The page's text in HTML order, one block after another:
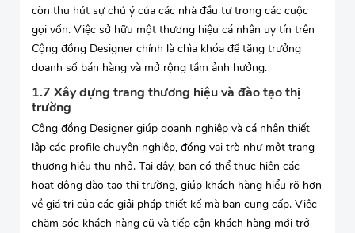
còn thu hút sự chú ý của các nhà đầu tư trong các cuộc
gọi vốn. Việc sở hữu một thương hiệu cá nhân uy tín trên
Cộng đồng Designer chính là chìa khóa để tăng trưởng
doanh số bán hàng và mở rộng tầm ảnh hưởng.
1.7 Xây dựng trang thương hiệu và đào tạo thị
trường
Cộng đồng Designer giúp doanh nghiệp và cá nhân thiết
lập các profile chuyên nghiệp, đóng vai trò như một trang
thương hiệu thu nhỏ. Tại đây, bạn có thể thực hiện các
hoạt động đào tạo thị trường, giúp khách hàng hiểu rõ hơn
về giá trị của các giải pháp thiết kế mà bạn cung cấp. Việc
chăm sóc khách hàng cũ và tiếp cận khách hàng mới trở